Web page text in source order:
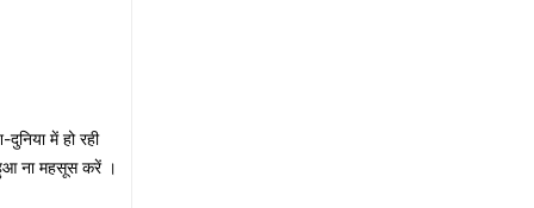
में हो रही
ना महसूस करें ।